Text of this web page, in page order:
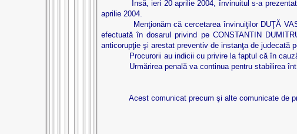
Însă, ieri 20 aprilie 2004, învinuitul s-a prezentat la
aprilie 2004.
Menţionăm că cercetarea învinuiţilor DUŢĂ
efectuată în dosarul privind pe CONSTANTIN
anticorupţie şi arestat preventiv de instanţa de judecată
Procurorii au indicii cu privire la faptul că în cauză
Urmărirea penală va continua pentru stabilirea
Acest comunicat precum şi alte comunicate de